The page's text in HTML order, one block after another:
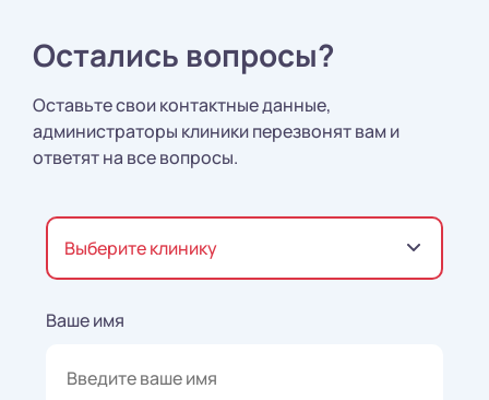
Остались вопросы?
Оставьте свои контактные данные,
администраторы клиники перезвонят вам и
ответят на все вопросы.
Выберите клинику
Ваше имя